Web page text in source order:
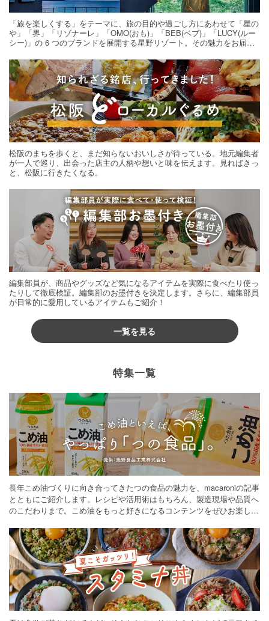
「旅を楽しくする」をテーマに、旅の目的や過ごし方にあわせて「星の
や」「界」「リゾナーレ」「OMO(おも)」「BEB(ベブ)」「LUCY(ルー
シー)」の 6 つのブランドを展開する星野リゾート。その魅力をお届け
松阪のまちを歩くと、まだ知らないおいしさが待っている。地元編集者
が一人で巡り、出会った店主の人柄や想いと味を伝えます。見ればきっ
と、松阪に行きたくなる。
編集部員が、商品やグッズなど気になるアイテムを実際に食べたり使っ
たりして徹底検証。編集部のお墨付きを決定します。さらに、編集部員
が日常的に愛用しているアイテムもご紹介！
一覧を見る
特集一覧
長年こめ油づくりに向き合ってきたつの食品の魅力を、macaroniの記事
とともにご紹介します。レシピや活用術はもちろん、製造現場や品質へ
のこだわりまで。こめ油をもっと好きになるコンテンツをぜひお楽しみ